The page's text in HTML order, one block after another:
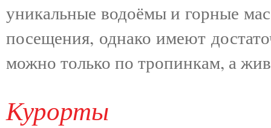
уникальные водоёмы и горные
посещения, однако имеют
можно только по тропинкам, а
Курорты